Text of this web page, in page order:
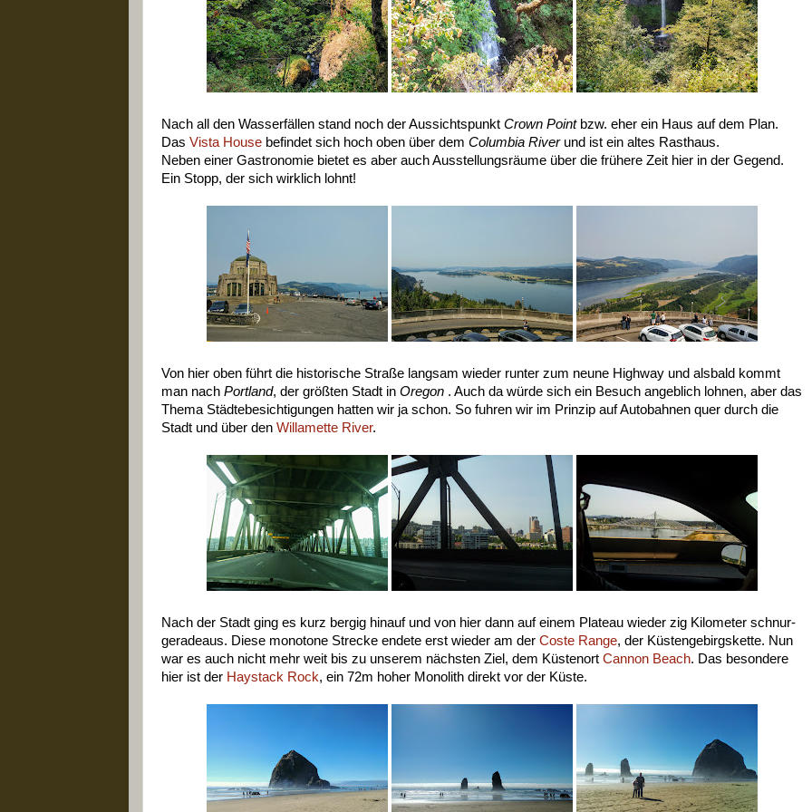
Nach all den Wasserfällen stand noch der Aussichtspunkt Crown Pointbzw. eher ein Haus auf dem Plan.
Das Vista House befindet sich hoch oben über dem Columbia Riverund ist ein altes Rasthaus.
Neben einer Gastronomie bietet es aber auch Ausstellungsräume über die frühere Zeit hier in der Gegend.
Ein Stopp, der sich wirklich lohnt!
Von hier oben führt die historische Straße langsam wieder runter zum neune Highway und alsbald kommt
man nach Portland, der größten Stadt in Oregon . Auch da würde sich ein Besuch angeblich lohnen, aber das
Thema Städtebesichtigungen hatten wir ja schon. So fuhren wir im Prinzip auf Autobahnen quer durch die
Stadt und über den Willamette River.
Nach der Stadt ging es kurz bergig hinauf und von hier dann auf einem Plateau wieder zig Kilometer schnur-
geradeaus. Diese monotone Strecke endete erst wieder am der Coste Range, der Küstengebirgskette. Nun
war es auch nicht mehr weit bis zu unserem nächsten Ziel, dem Küstenort Cannon Beach. Das besondere
hier ist der Haystack Rock, ein 72m hoher Monolith direkt vor der Küste.